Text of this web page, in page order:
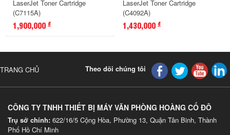
LaserJet Toner Cartridge
(C7115A)
1,900,000 đ
LaserJet Toner Cartridge
(C4092A)
1,430,000 đ
TRANG CHỦ Theo dõi chúng tôi
CÔNG TY TNHH THIẾT BỊ MÁY VĂN PHÒNG HOÀNG CỐ ĐÔ
Trụ sở chính: 622/16/5 Cộng Hòa, Phường 13, Quận Tân Binh, Thành
Phố Hồ Chí Minh